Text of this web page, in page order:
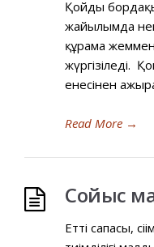
Қойды
жайылымда
құрама
жүргізіледі.
eнесінен
Read More →
Сойыс
Еттің сапасы,